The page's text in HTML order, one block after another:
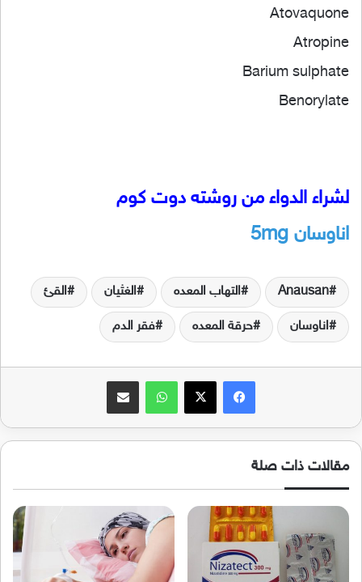
Atovaquone
Atropine
Barium sulphate
Benorylate
لشراء الدواء من روشته دوت كوم
اناوسان 5mg
Anausan التهاب المعده الغثيان القئ
اناوسان حرقة المعده فقر الدم
فيسبوك واتساب
مقالات ذات صلة